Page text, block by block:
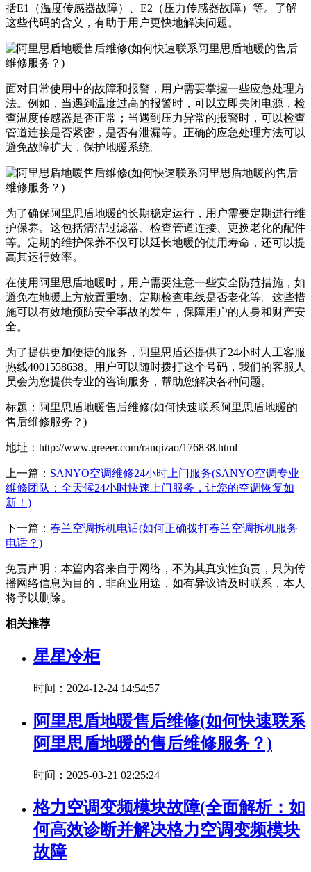
括E1（温度传感器故障）、E2（压力传感器故障）等。了解
这些代码的含义，有助于用户更快地解决问题。
面对日常使用中的故障和报警，用户需要掌握一些应急处理方
法。例如，当遇到温度过高的报警时，可以立即关闭电源，检
查温度传感器是否正常；当遇到压力异常的报警时，可以检查
管道连接是否紧密，是否有泄漏等。正确的应急处理方法可以
避免故障扩大，保护地暖系统。
为了确保阿里思盾地暖的长期稳定运行，用户需要定期进行维
护保养。这包括清洁过滤器、检查管道连接、更换老化的配件
等。定期的维护保养不仅可以延长地暖的使用寿命，还可以提
高其运行效率。
在使用阿里思盾地暖时，用户需要注意一些安全防范措施，如
避免在地暖上方放置重物、定期检查电线是否老化等。这些措
施可以有效地预防安全事故的发生，保障用户的人身和财产安
全。
为了提供更加便捷的服务，阿里思盾还提供了24小时人工客服
热线4001558638。用户可以随时拨打这个号码，我们的客服人
员会为您提供专业的咨询服务，帮助您解决各种问题。
标题：阿里思盾地暖售后维修(如何快速联系阿里思盾地暖的
售后维修服务？)
地址：http://www.greeer.com/ranqizao/176838.html
上一篇： SANYO空调维修24小时上门服务(SANYO空调专业
维修团队：全天候24小时快速上门服务，让您的空调恢复如
新！)
下一篇： 春兰空调拆机电话(如何正确拨打春兰空调拆机服务
电话？)
免责声明：本篇内容来自于网络，不为其真实性负责，只为传
播网络信息为目的，非商业用途，如有异议请及时联系，本人
将予以删除。
相关推荐
星星冷柜
时间：2024-12-24 14:54:57
阿里思盾地暖售后维修(如何快速联系
阿里思盾地暖的售后维修服务？)
时间：2025-03-21 02:25:24
格力空调变频模块故障(全面解析：如
何高效诊断并解决格力空调变频模块
故障